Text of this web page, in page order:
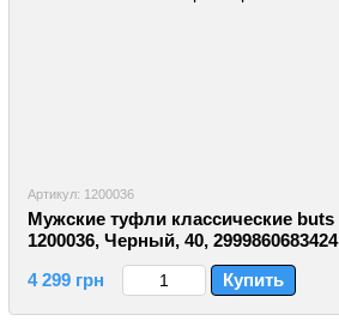
Артикул: 1200036
Мужские туфли классические buts
1200036, Черный, 40, 2999860683424
4 299 грн
Купить